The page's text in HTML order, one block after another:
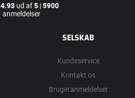
4.93 ud af5 |5900
anmeldelser
SELSKAB
Kundeservice
Kontakt os
Brugeranmeldelser